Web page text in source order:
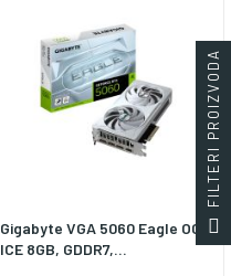
Gigabyte VGA 5060 Eagle OC
ICE 8GB, GDDR7,...
FILTERI PROIZVODA